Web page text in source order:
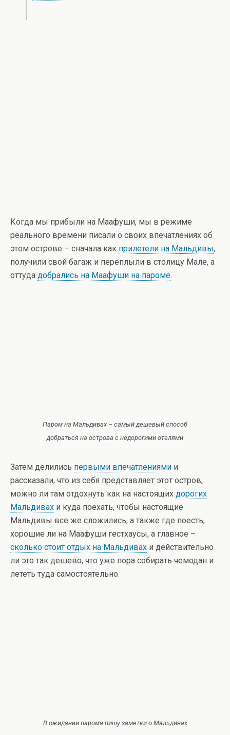
Когда мы прибыли на Маафуши, мы в режиме
реального времени писали о своих впечатлениях об
этом острове – сначала как прилетели на Мальдивы,
получили свой багаж и переплыли в столицу Мале, а
оттуда добрались на Маафуши на пароме.
Паром на Мальдивах – самый дешевый способ
добраться на острова с недорогими отелями
Затем делились первыми впечатлениями и
рассказали, что из себя представляет этот остров,
можно ли там отдохнуть как на настоящих дорогих
Мальдивах и куда поехать, чтобы настоящие
Мальдивы все же сложились, а также где поесть,
хорошие ли на Маафуши гестхаусы, а главное –
сколько стоит отдых на Мальдивах и действительно
ли это так дешево, что уже пора собирать чемодан и
лететь туда самостоятельно.
В ожидании парома пишу заметки о Мальдивах